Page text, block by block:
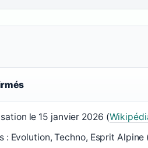
le 15 janvier 2026 (
: Evolution, Techno, Esprit Alpine